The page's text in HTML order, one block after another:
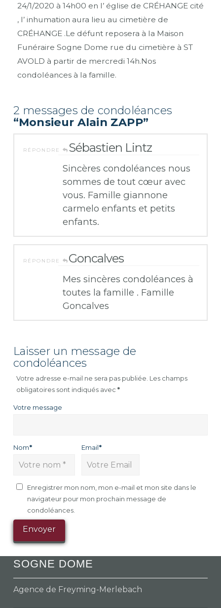
24/1/2020 à 14h00 en l’ église de CRÉHANGE cité
, l’ inhumation aura lieu au cimetière de
CRÉHANGE .Le défunt reposera à la Maison
Funéraire Sogne Dome rue du cimetière à ST
AVOLD à partir de mercredi 14h.Nos
condoléances à la famille.
2 messages de condoléances
“Monsieur Alain ZAPP”
RÉPONDRE Sébastien Lintz
Sincères condoléances nous
sommes de tout cœur avec
vous. Famille giannone
carmelo enfants et petits
enfants.
RÉPONDRE Goncalves
Mes sincères condoléances à
toutes la famille . Famille
Goncalves
Laisser un message de
condoléances
Votre adresse e-mail ne sera pas publiée. Les champs
obligatoires sont indiqués avec*
Votre message
Nom* Email*
Enregistrer mon nom, mon e-mail et mon site dans le
navigateur pour mon prochain message de
condoléances.
SOGNE DOME
Agence de Freyming-Merlebach